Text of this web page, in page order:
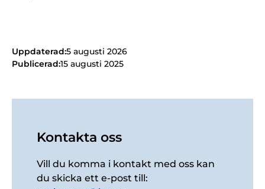
Uppdaterad:5 augusti 2026
Publicerad:15 augusti 2025
Kontakta oss
Vill du komma i kontakt med oss kan
du skicka ett e-post till: